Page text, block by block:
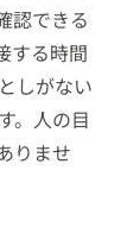
認できる
する時間
しがない
。人の目
りませ